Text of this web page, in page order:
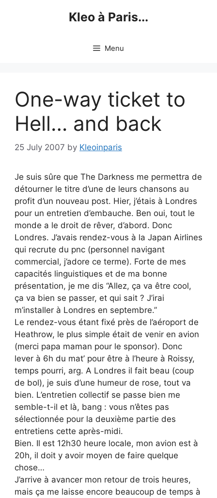
Kleo à Paris...
Menu
One-way ticket to
Hell… and back
25 July 2007 by Kleoinparis
Je suis sûre que The Darkness me permettra de
détourner le titre d’une de leurs chansons au
profit d’un nouveau post. Hier, j’étais à Londres
pour un entretien d’embauche. Ben oui, tout le
monde a le droit de rêver, d’abord. Donc
Londres. J’avais rendez-vous à la Japan Airlines
qui recrute du pnc (personnel navigant
commercial, j’adore ce terme). Forte de mes
capacités linguistiques et de ma bonne
présentation, je me dis “Allez, ça va être cool,
ça va bien se passer, et qui sait ? J’irai
m’installer à Londres en septembre.”
Le rendez-vous étant fixé près de l’aéroport de
Heathrow, le plus simple était de venir en avion
(merci papa maman pour le sponsor). Donc
lever à 6h du mat’ pour être à l’heure à Roissy,
temps pourri, arg. A Londres il fait beau (coup
de bol), je suis d’une humeur de rose, tout va
bien. L’entretien collectif se passe bien me
semble-t-il et là, bang : vous n’êtes pas
sélectionnée pour la deuxième partie des
entretiens cette après-midi.
Bien. Il est 12h30 heure locale, mon avion est à
20h, il doit y avoir moyen de faire quelque
chose…
J’arrive à avancer mon retour de trois heures,
mais ça me laisse encore beaucoup de temps à